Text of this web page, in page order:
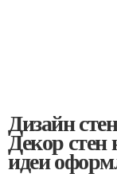
Дизайн
Декор стен
идеи